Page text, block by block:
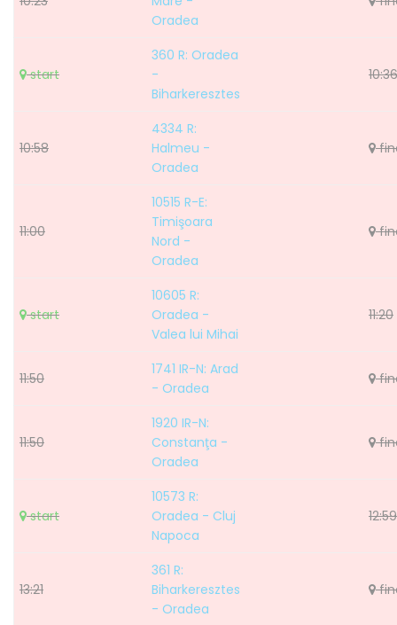
Oradea
start
360 R: Oradea
-
Biharkeresztes
10:36
10:58
4334 R:
Halmeu -
Oradea
11:00
10515 R-E:
Timişoara
Nord -
Oradea
start
10605 R:
Oradea -
Valea lui Mihai
11:20
11:50
1741 IR-N: Arad
- Oradea
11:50
1920 IR-N:
Constanţa -
Oradea
start
10573 R:
Oradea - Cluj
Napoca
12:59
13:21
361 R:
Biharkeresztes
- Oradea